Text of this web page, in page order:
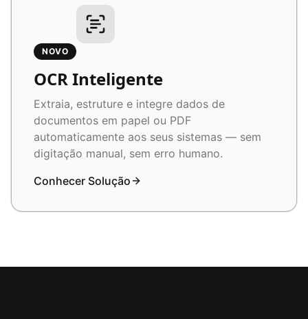
NOVO
OCR Inteligente
Extraia, estruture e integre dados de
documentos em papel ou PDF
automaticamente aos seus sistemas — sem
digitação manual, sem erro humano.
Conhecer Solução